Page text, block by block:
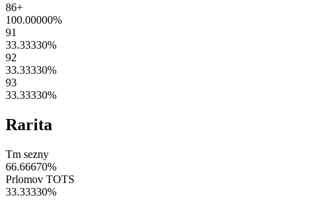
86+
100.00000%
91
33.33330%
92
33.33330%
93
33.33330%
Rarita
Tm sezny
66.66670%
Prlomov TOTS
33.33330%